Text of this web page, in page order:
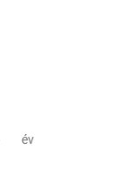
év